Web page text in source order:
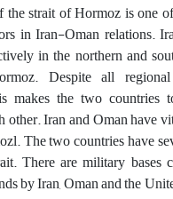
strait of Hormoz is one
in Iran-Oman relations.
in the northern and
Despite all
makes the two countries
other. Iran and Oman have
The two countries have
There are military bases
by Iran, Oman and the